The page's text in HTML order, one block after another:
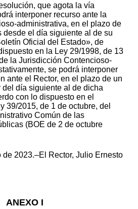
que agota la vía
interponer recurso ante la
administrativa, en el plazo de
desde el día siguiente al de su
Oficial del Estado», de
en la Ley 29/1998, de 13
la Jurisdicción Contencioso-
se podrá interponer
ante el Rector, en el plazo de un
del día siguiente al de dicha
con lo dispuesto en el
39/2015, de 1 de octubre, del
Común de las
(BOE de 2 de octubre
de 2023.–El Rector, Julio Ernesto
ANEXO I